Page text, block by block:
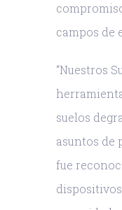
campos de
“Nuestros
suelos
asuntos de
fue